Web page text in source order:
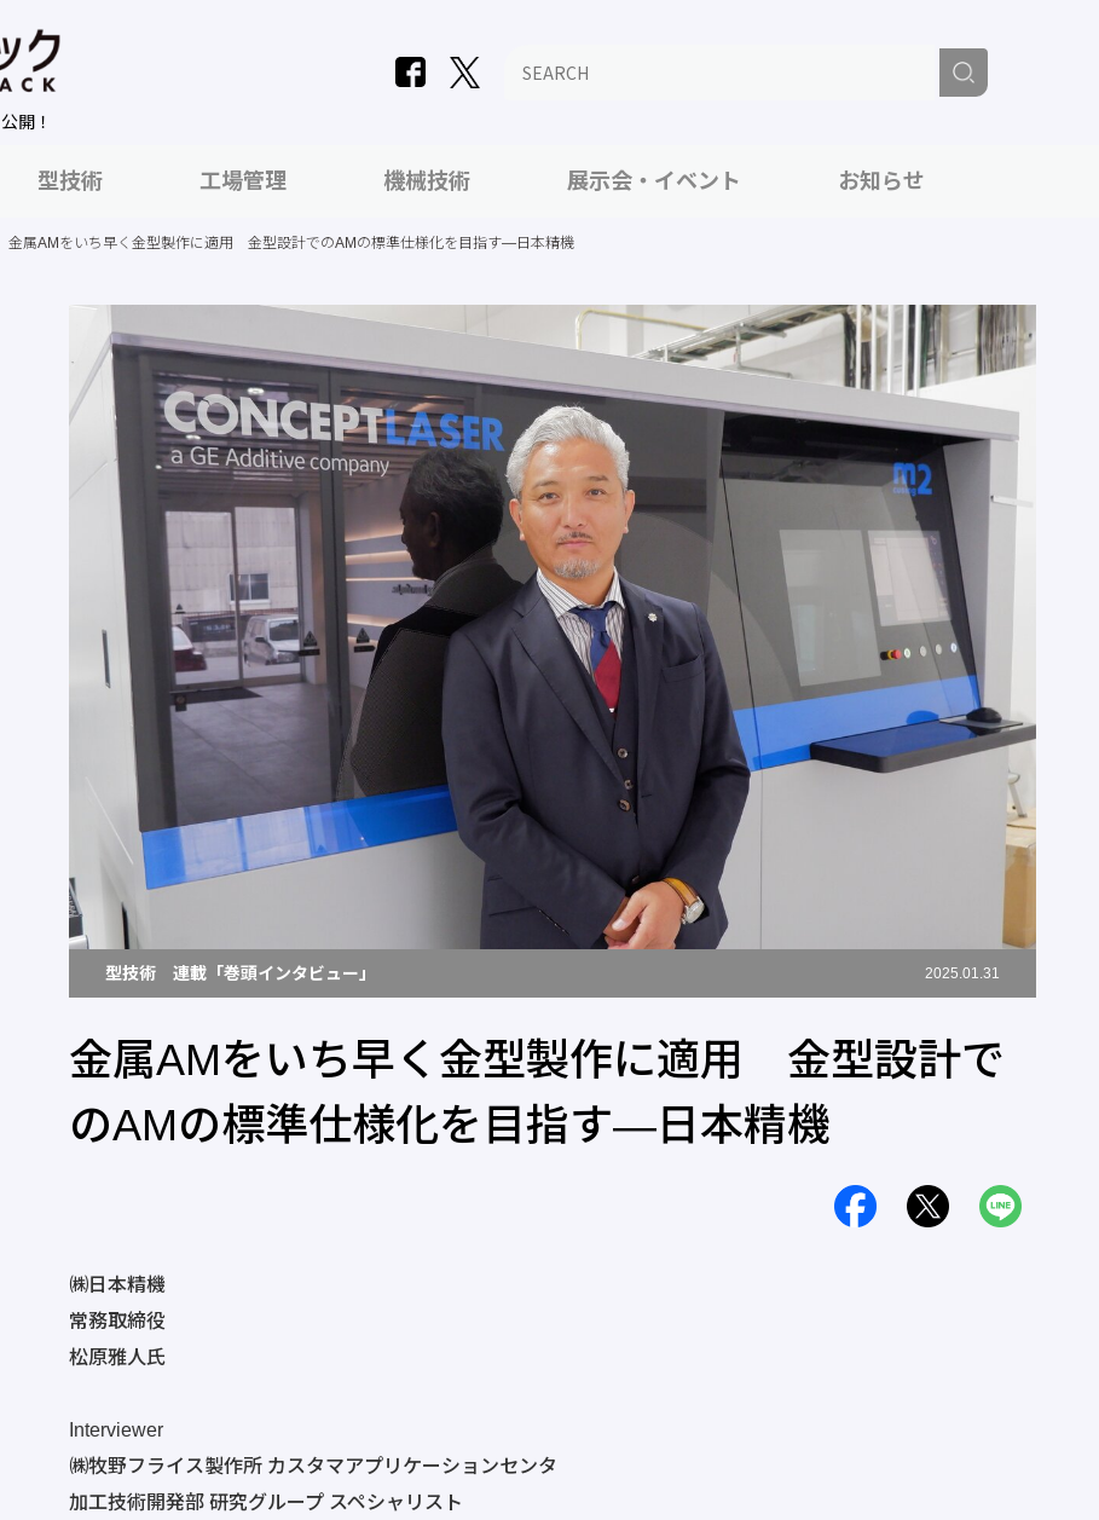
開！
型技術 工場管理 機械技術 展示会・イベント お知らせ
金属AMをいち早く金型製作に適用 金型設計でのAMの標準仕様化を目指す―日本精機
型技術 連載「巻頭インタビュー」 2025.01.31
金属AMをいち早く金型製作に適用 金型設計で
のAMの標準仕様化を目指す―日本精機
㈱日本精機
常務取締役
松原雅人氏
Interviewer
㈱牧野フライス製作所 カスタマアプリケーションセンタ
加工技術開発部 研究グループ スペシャリスト